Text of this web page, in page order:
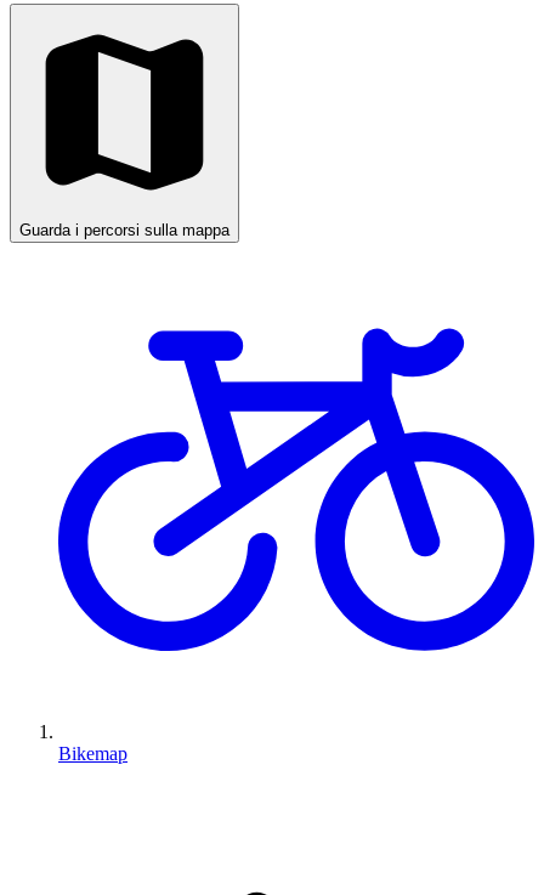
Guarda i percorsi sulla mappa
Bikemap